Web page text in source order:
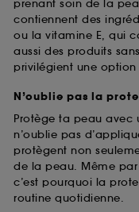
prenant soin de la
contiennent des
ou la vitamine E, qui
aussi des produits
privilégient une option
N’oublie pas la
Protège ta peau avec
n’oublie pas
protègent non
de la peau. Même par
c’est pourquoi la
routine quotidienne.